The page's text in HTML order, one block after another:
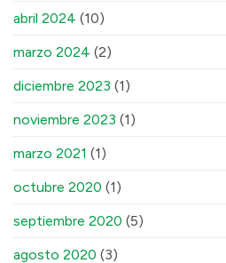
abril 2024 (10)
marzo 2024 (2)
diciembre 2023 (1)
noviembre 2023 (1)
marzo 2021 (1)
octubre 2020 (1)
septiembre 2020 (5)
agosto 2020 (3)